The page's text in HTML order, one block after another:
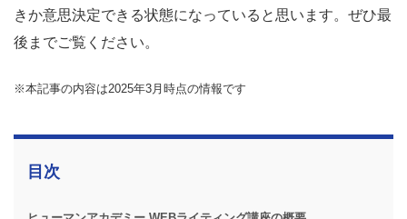
きか意思決定できる状態になっていると思います。ぜひ最
後までご覧ください。
※本記事の内容は2025年3月時点の情報です
目次